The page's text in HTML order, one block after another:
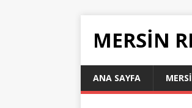
MERSIN
ANA SAYFA